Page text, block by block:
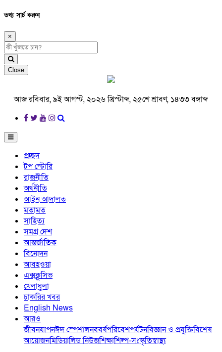
তথ্য সার্চ করুন
×
Close
আজ রবিবার, ৯ই আগস্ট, ২০২৬ খ্রিস্টাব্দ, ২৫শে শ্রাবণ, ১৪৩৩ বঙ্গাব্দ
প্রচ্ছদ
টপ স্টোরি
রাজনীতি
অর্থনীতি
আইন আদালত
মতামত
সাহিত্য
সমগ্র দেশ
আন্তর্জাতিক
বিনোদন
আবহওয়া
এক্সক্লুসিভ
খেলাধুলা
চাকরির খবর
English News
আরও
জীবনযাপনঈদ স্পেশালনববর্ষপরিবেশপর্যটনবিজ্ঞান ও প্রযুক্তিবিশেষ
আয়োজনমিডিয়ালিড নিউজশিক্ষাশিল্প-সংস্কৃতিস্বাস্থ্য